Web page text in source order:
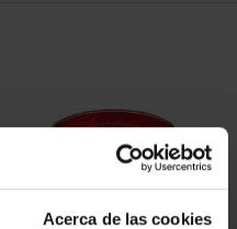
Acerca de las cookies